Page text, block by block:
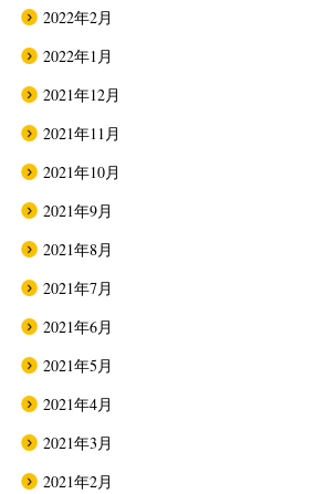
2022年2月
2022年1月
2021年12月
2021年11月
2021年10月
2021年9月
2021年8月
2021年7月
2021年6月
2021年5月
2021年4月
2021年3月
2021年2月